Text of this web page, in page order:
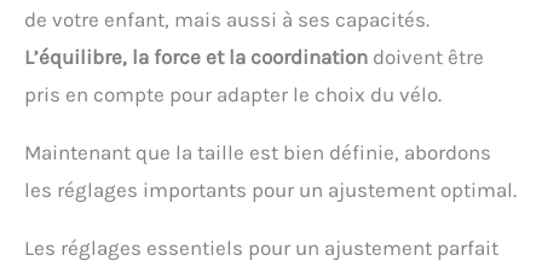
de votre enfant, mais aussi à ses capacités.
L’équilibre, la force et la coordination doivent être
pris en compte pour adapter le choix du vélo.
Maintenant que la taille est bien définie, abordons
les réglages importants pour un ajustement optimal.
Les réglages essentiels pour un ajustement parfait